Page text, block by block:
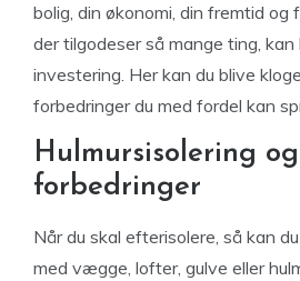
bolig, din økonomi, din fremtid og
der tilgodeser så mange ting,
investering. Her kan du blive
forbedringer du med fordel kan
Hulmursisolering
forbedringer
Når du skal efterisolere, så kan
med vægge, lofter, gulve eller